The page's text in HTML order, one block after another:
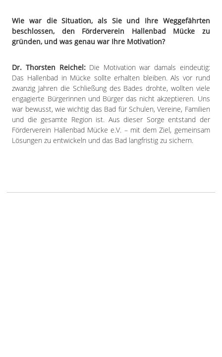
Wie war die Situation, als Sie und Ihre Weggefährten
beschlossen, den Förderverein Hallenbad Mücke zu
gründen, und was genau war Ihre Motivation?
Dr. Thorsten Reichel:Die Motivation war damals eindeutig:
Das Hallenbad in Mücke sollte erhalten bleiben. Als vor rund
zwanzig Jahren die Schließung des Bades drohte, wollten viele
engagierte Bürgerinnen und Bürger das nicht akzeptieren. Uns
war bewusst, wie wichtig das Bad für Schulen, Vereine, Familien
und die gesamte Region ist. Aus dieser Sorge entstand der
Förderverein Hallenbad Mücke e.V. – mit dem Ziel, gemeinsam
Lösungen zu entwickeln und das Bad langfristig zu sichern.